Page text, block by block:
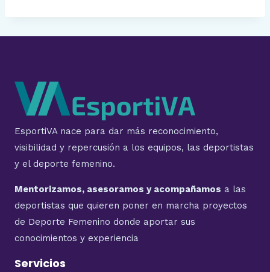
EsportiVA nace para dar más reconocimiento,
visibilidad y repercusión a los equipos, las deportistas
y el deporte femenino.
Mentorizamos, asesoramos y acompañamos a las
deportistas que quieren poner en marcha proyectos
de Deporte Femenino donde aportar sus
conocimientos y experiencia
Servicios